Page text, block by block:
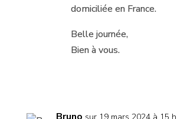
domiciliée en France.
Belle journée,
Bien à vous.
sur 19 mars 2024 à 15